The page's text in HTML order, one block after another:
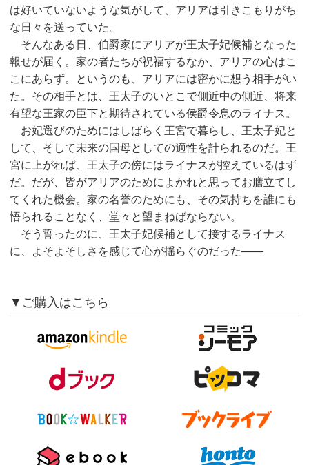
は好いていないような気がして、アリアは引きこもりがち
な日々を送っていた。
そんなある日、伯爵家にアリアが王太子妃候補となった
報せが届く。家の者たちが祝福するなか、アリアの心はこ
こにあらず。というのも、アリアには密かに想う相手がい
た。その相手とは、王太子のいとこで側近中の側近、将来
有望な王家の臣下と期待されている侯爵令息のライナス。
お妃選びのためにはしばらく王宮で暮らし、王太子妃と
して、そして未来の国母としての適性を計られるのだ。王
宮に上がれば、王太子の傍にはライナスが控えているはず
だ。だが、皆がアリアのためによかれと思ってお膳立てし
てくれた機会。家の名誉のためにも、その気持ちを誰にも
悟られることなく、堂々と望まねばならない。
そう誓ったのに、王太子妃候補として接するライナス
に、よそよそしさを感じて心が揺らぐのだった——
▼ご購入はこちら